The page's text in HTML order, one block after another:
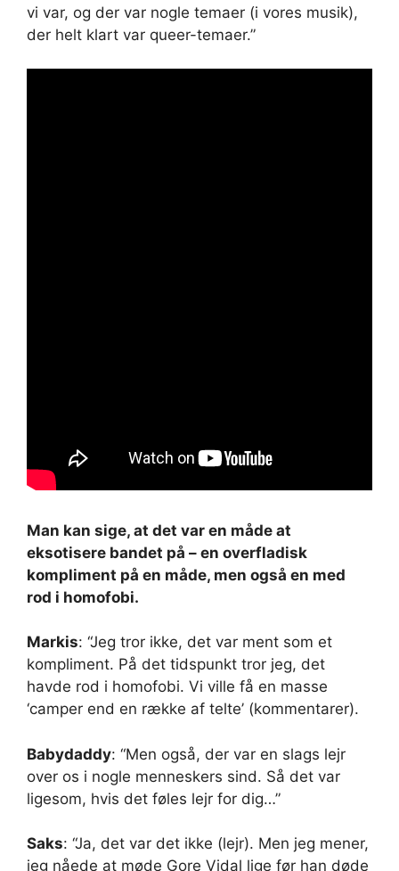
vi var, og der var nogle temaer (i vores musik),
der helt klart var queer-temaer.”
Man kan sige, at det var en måde at
eksotisere bandet på – en overfladisk
kompliment på en måde, men også en med
rod i homofobi.
Markis: “Jeg tror ikke, det var ment som et
kompliment. På det tidspunkt tror jeg, det
havde rod i homofobi. Vi ville få en masse
‘camper end en række af telte’ (kommentarer).
Babydaddy: “Men også, der var en slags lejr
over os i nogle menneskers sind. Så det var
ligesom, hvis det føles lejr for dig…”
Saks: “Ja, det var det ikke (lejr). Men jeg mener,
jeg nåede at møde Gore Vidal lige før han døde